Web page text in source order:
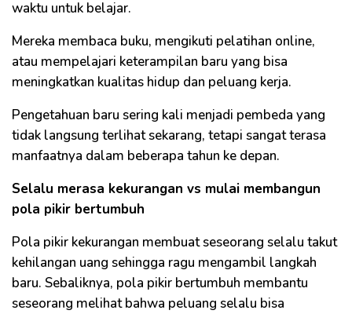
waktu untuk belajar.
Mereka membaca buku, mengikuti pelatihan online,
atau mempelajari keterampilan baru yang bisa
meningkatkan kualitas hidup dan peluang kerja.
Pengetahuan baru sering kali menjadi pembeda yang
tidak langsung terlihat sekarang, tetapi sangat terasa
manfaatnya dalam beberapa tahun ke depan.
Selalu merasa kekurangan vs mulai membangun
pola pikir bertumbuh
Pola pikir kekurangan membuat seseorang selalu takut
kehilangan uang sehingga ragu mengambil langkah
baru. Sebaliknya, pola pikir bertumbuh membantu
seseorang melihat bahwa peluang selalu bisa